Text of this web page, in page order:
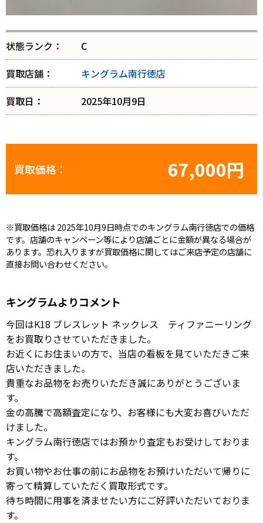
状態ランク：
C
買取店舗：
キングラム南行徳店
買取日：
2025年10月9日
買取価格： 67,000円
※買取価格は 2025年10月9日時点でのキングラム南行徳店での価格
です。店舗のキャンペーン等により店舗ごとに金額が異なる場合が
あります。恐れ入りますが買取価格に関してはご来店予定の店舗に
直接お問い合わせください。
キングラムよりコメント
今回はK18 ブレスレット ネックレス ティファニーリング
をお買取りさせていただきました。
お近くにお住まいの方で、当店の看板を見ていただきご来
店いただきました。
貴重なお品物をお売りいただき誠にありがとうございま
す。
金の高騰で高額査定になり、お客様にも大変お喜びいただ
けました。
キングラム南行徳店ではお預かり査定もお受けしておりま
す。
お買い物やお仕事の前にお品物をお預けいただいて帰りに
寄って精算していただく買取形式です。
待ち時間に用事を済ませたい方にご好評いただいておりま
す。